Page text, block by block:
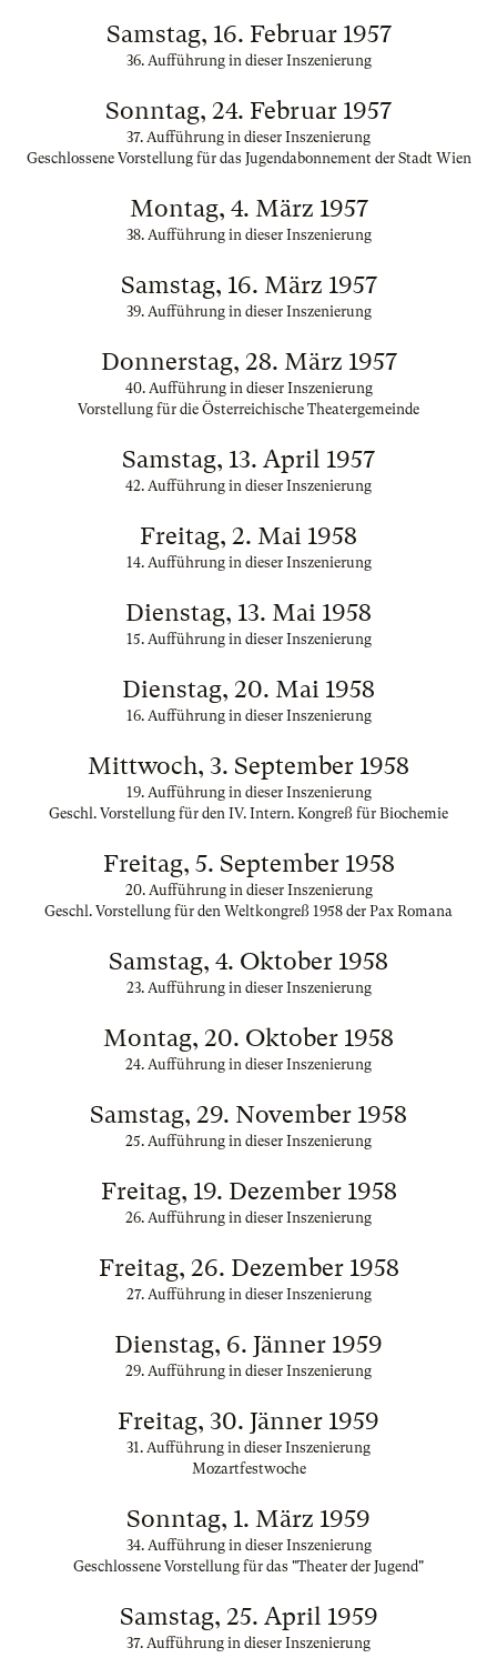
Samstag, 16. Februar 1957
36. Aufführung in dieser Inszenierung
Sonntag, 24. Februar 1957
37. Aufführung in dieser Inszenierung
Geschlossene Vorstellung für das Jugendabonnement der Stadt Wien
Montag, 4. März 1957
38. Aufführung in dieser Inszenierung
Samstag, 16. März 1957
39. Aufführung in dieser Inszenierung
Donnerstag, 28. März 1957
40. Aufführung in dieser Inszenierung
Vorstellung für die Österreichische Theatergemeinde
Samstag, 13. April 1957
42. Aufführung in dieser Inszenierung
Freitag, 2. Mai 1958
14. Aufführung in dieser Inszenierung
Dienstag, 13. Mai 1958
15. Aufführung in dieser Inszenierung
Dienstag, 20. Mai 1958
16. Aufführung in dieser Inszenierung
Mittwoch, 3. September 1958
19. Aufführung in dieser Inszenierung
Geschl. Vorstellung für den IV. Intern. Kongreß für Biochemie
Freitag, 5. September 1958
20. Aufführung in dieser Inszenierung
Geschl. Vorstellung für den Weltkongreß 1958 der Pax Romana
Samstag, 4. Oktober 1958
23. Aufführung in dieser Inszenierung
Montag, 20. Oktober 1958
24. Aufführung in dieser Inszenierung
Samstag, 29. November 1958
25. Aufführung in dieser Inszenierung
Freitag, 19. Dezember 1958
26. Aufführung in dieser Inszenierung
Freitag, 26. Dezember 1958
27. Aufführung in dieser Inszenierung
Dienstag, 6. Jänner 1959
29. Aufführung in dieser Inszenierung
Freitag, 30. Jänner 1959
31. Aufführung in dieser Inszenierung
Mozartfestwoche
Sonntag, 1. März 1959
34. Aufführung in dieser Inszenierung
Geschlossene Vorstellung für das "Theater der Jugend"
Samstag, 25. April 1959
37. Aufführung in dieser Inszenierung